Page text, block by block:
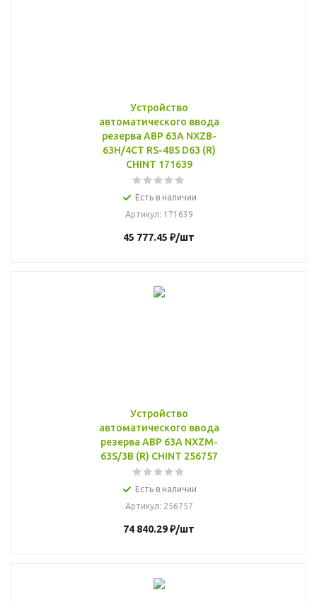
Устройство
автоматического ввода
резерва АВР 63А NXZB-
63H/4CT RS-485 D63 (R)
CHINT 171639
Есть в наличии
Артикул: 171639
45 777.45 ₽/шт
Устройство
автоматического ввода
резерва АВР 63А NXZM-
63S/3B (R) CHINT 256757
Есть в наличии
Артикул: 256757
74 840.29₽/шт